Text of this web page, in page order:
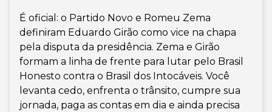
É oficial: o Partido Novo e Romeu Zema
definiram Eduardo Girão como vice na chapa
pela disputa da presidência. Zema e Girão
formam a linha de frente para lutar pelo Brasil
Honesto contra o Brasil dos Intocáveis. Você
levanta cedo, enfrenta o trânsito, cumpre sua
jornada, paga as contas em dia e ainda precisa